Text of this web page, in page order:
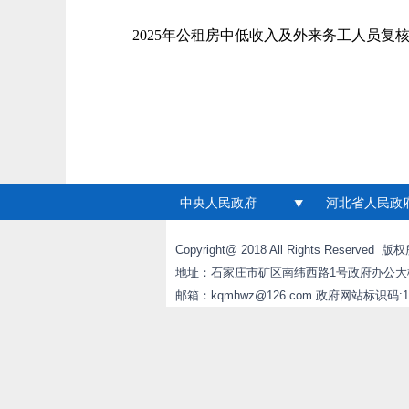
2025年公租房中低收入及外来务工人员复